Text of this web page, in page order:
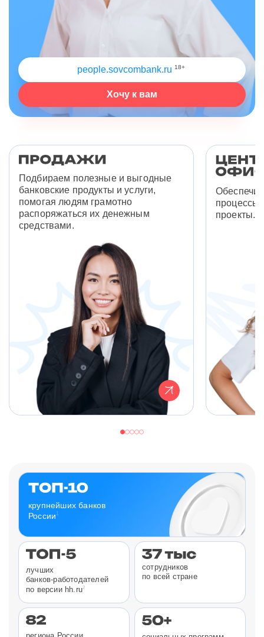
people.sovcombank.ru 18+
Хочу к вам
Подбираем полезные и выгодные
банковские продукты и услуги,
помогая людям грамотно
распоряжаться их денежным
средствами.
процессы
проекты.
крупнейших банков
России 1
лучших
банков-работодателей
по версии hh.ru2
сотрудников
по всей стране